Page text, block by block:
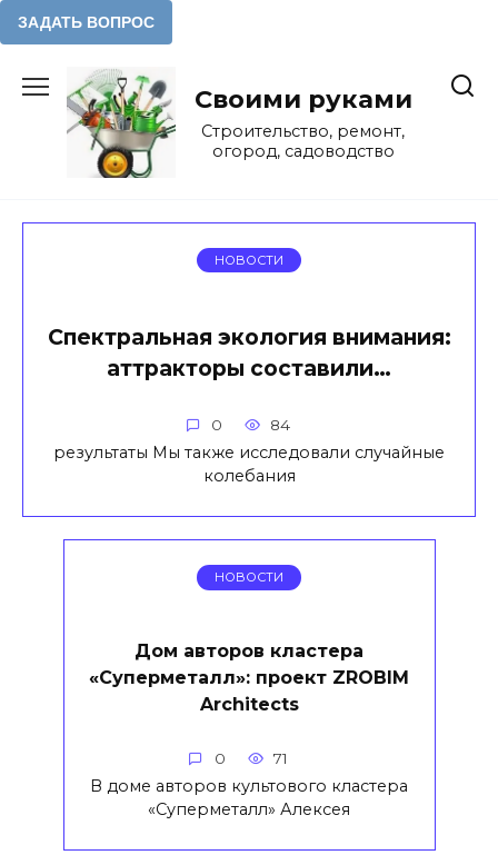
содержанию
Своими руками
Строительство, ремонт,
огород, садоводство
НОВОСТИ
Спектральная экология внимания:
аттракторы составили…
0 84
результаты Мы также исследовали случайные
колебания
НОВОСТИ
Дом авторов кластера
«Суперметалл»: проект ZROBIM
Architects
0 71
В доме авторов культового кластера
«Суперметалл» Алексея